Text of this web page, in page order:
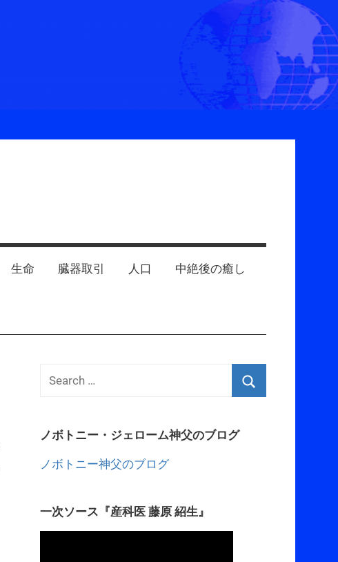
生命 臓器取引 人口 中絶後の癒し
ノボトニー・ジェローム神父のブログ
ノボトニー神父のブログ
一次ソース『産科医 藤原 紹生』